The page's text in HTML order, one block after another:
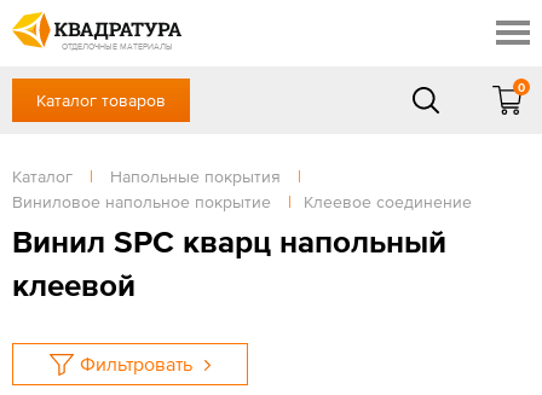
ОТДЕЛОЧНЫЕ МАТЕРИАЛЫ
Скидки
Акции
Готовые решения
Доставка и оплата
Отзывы
+7 (863) 309-13-16
Сб, Вс — выходной
ЗАКАЗАТЬ ЗВОНОК
Вход / Регистрация
Каталог товаров
0
Каталог | Напольные покрытия
|
Виниловое напольное покрытие
| Клеевое соединение
Винил SPC кварц напольный
клеевой
Фильтровать